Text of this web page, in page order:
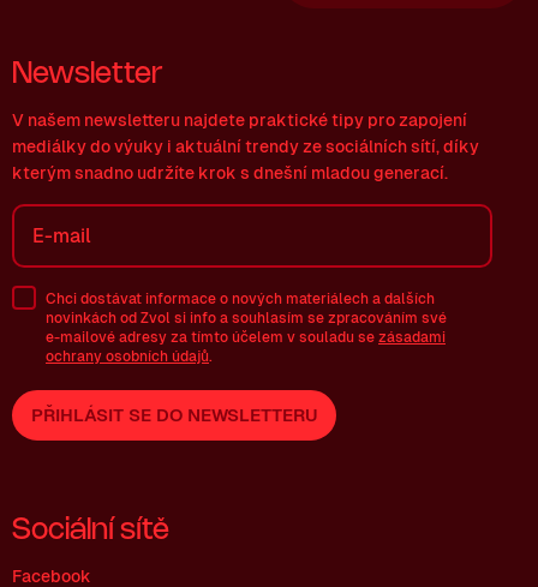
Newsletter
V našem newsletteru najdete praktické tipy pro zapojení
mediálky do výuky i aktuální trendy ze sociálních sítí, díky
kterým snadno udržíte krok s dnešní mladou generací.
Chci dostávat informace o nových materiálech a dalších
novinkách od Zvol si info a souhlasím se zpracováním své
e-mailové adresy za tímto účelem v souladu se zásadami
ochrany osobních údajů.
PŘIHLÁSIT SE DO NEWSLETTERU
Sociální sítě
Facebook